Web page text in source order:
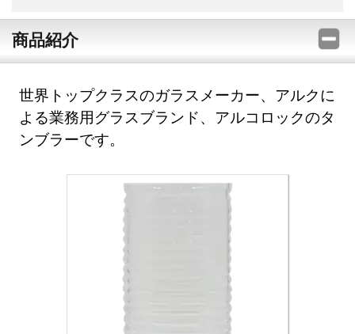
商品紹介
世界トップクラスのガラスメーカー、アルクに
よる業務用グラスブランド、アルコロックのタ
ンブラーです。